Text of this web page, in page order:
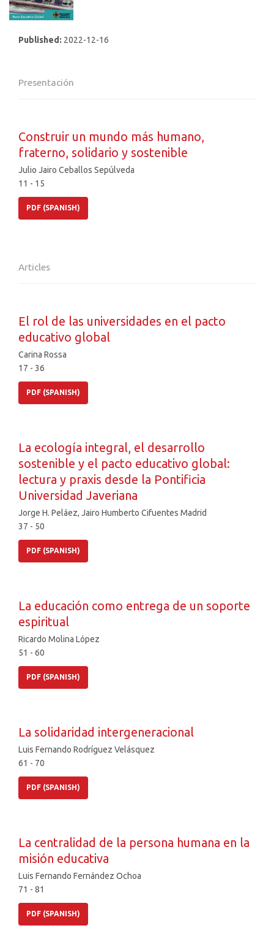
Published: 2022-12-16
Presentación
Construir un mundo más humano,
fraterno, solidario y sostenible
Julio Jairo Ceballos Sepúlveda
11 - 15
PDF (SPANISH)
Articles
El rol de las universidades en el pacto
educativo global
Carina Rossa
17 - 36
PDF (SPANISH)
La ecología integral, el desarrollo
sostenible y el pacto educativo global:
lectura y praxis desde la Pontificia
Universidad Javeriana
Jorge H. Peláez, Jairo Humberto Cifuentes Madrid
37 - 50
PDF (SPANISH)
La educación como entrega de un soporte
espiritual
Ricardo Molina López
51 - 60
PDF (SPANISH)
La solidaridad intergeneracional
Luis Fernando Rodríguez Velásquez
61 - 70
PDF (SPANISH)
La centralidad de la persona humana en la
misión educativa
Luis Fernando Fernández Ochoa
71 - 81
PDF (SPANISH)